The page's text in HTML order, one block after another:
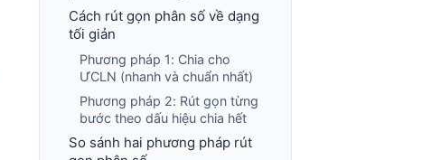
Cách rút gọn phân số về dạng
tối giản
Phương pháp 1: Chia cho
ƯCLN (nhanh và chuẩn nhất)
Phương pháp 2: Rút gọn từng
bước theo dấu hiệu chia hết
So sánh hai phương pháp rút